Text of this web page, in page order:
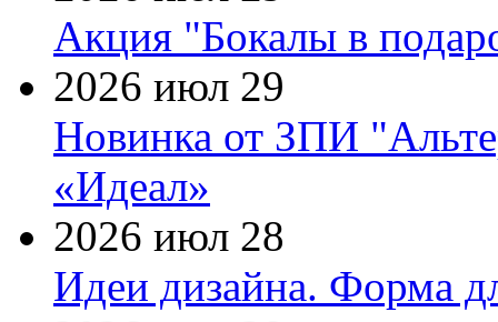
Акция "Бокалы в
2026 июл 29
Новинка от ЗПИ
«Идеал»
2026 июл 28
Идеи дизайна. Форма